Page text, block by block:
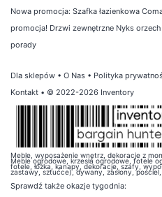
Nowa promocja: Szafka łazienkowa
promocja! Drzwi zewnętrzne Nyks
porady
Dla sklepów • O Nas • Polityka
Kontakt • © 2022-2026 Inventory
Meble, wyposażenie wnętrz, dekoracje z
Meble ogrodowe, krzesła ogrodowe, fotele
fotele, łóżka, kanapy, dekoracje, szafy,
zastawy, sztućce), dywany, zasłony,
Sprawdź także okazje tygodnia: